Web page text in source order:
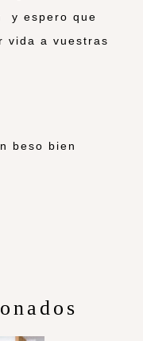
y espero que
vida a vuestras
beso bien